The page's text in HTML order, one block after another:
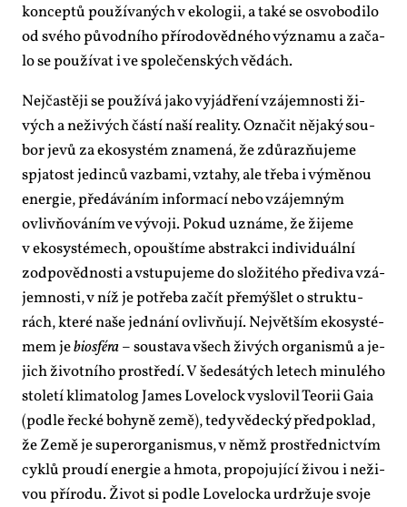
kon­cep­tů po­u­ží­va­ných v eko­lo­gii, a ta­ké se osvo­bo­di­lo
od své­ho pů­vod­ní­ho pří­ro­do­věd­né­ho vý­zna­mu a za­ča­
lo se po­u­ží­vat i ve spo­le­čen­ských vě­dách.
Nej­čas­tě­ji se po­u­ží­vá ja­ko vy­já­d­ře­ní vzá­jem­nos­ti ži­
vých a ne­ži­vých čás­tí na­ší re­a­li­ty. Ozna­čit ně­ja­ký sou­
bor je­vů za eko­sys­tém zna­me­ná, že zdů­raz­ňu­je­me
spja­tost je­din­ců vazba­mi, vzta­hy, ale tře­ba i vý­mě­nou
ener­gie, pře­dá­vá­ním in­for­ma­cí ne­bo vzá­jem­ným
ovliv­ňo­vá­ním ve vý­vo­ji. Po­kud uzná­me, že ži­je­me
v eko­sys­té­mech, opouš­tí­me abs­trak­ci in­di­vi­du­ál­ní
zod­po­věd­nos­ti a vstu­pu­je­me do slo­ži­té­ho pře­di­va vzá­
jem­nos­ti, v níž je po­tře­ba za­čít pře­mýš­let o struk­tu­
rách, kte­ré na­še jed­ná­ní ovliv­ňu­jí. Nej­vět­ším eko­sys­té­
mem jebi­o­sfé­ra– sou­sta­va všech ži­vých or­ga­nis­mů a je­
jich ži­vot­ní­ho pro­stře­dí. V še­de­sá­tých le­tech mi­nu­lé­ho
sto­le­tí kli­ma­to­log Ja­mes Lo­ve­lock vy­slo­vil Te­o­rii Gaia
(pod­le řec­ké bo­hy­ně ze­mě), te­dy vě­dec­ký před­po­klad,
že Ze­mě je su­per­or­ga­nis­mus, v němž pro­střed­nic­tvím
cyk­lů prou­dí ener­gie a hmo­ta, pro­po­ju­jí­cí ži­vou i ne­ži­
vou pří­ro­du. Ži­vot si pod­le Lo­ve­loc­ka ur­dr­žu­je svo­je